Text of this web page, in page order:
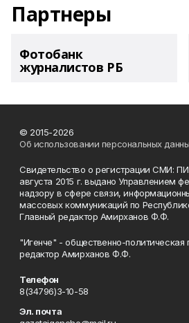
Партнеры
Фотобанк
журналистов РБ
© 2015-2026
Об использовании персональных
Свидетельство о регистрации СМИ:
августа 2015 г. выдано Управлением
надзору в сфере связи,
массовых коммуникаций по
Главный редактор Амирханов Ф.Ф.
"Игенче" - общественно-политическая
редактор Амирханов Ф.Ф.
Телефон
8(34796)3-10-58
Эл. почта